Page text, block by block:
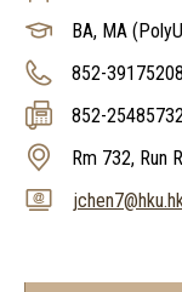
BA, MA
852-39175208
852-25485732
Rm 732, Run
jchen7@hku.hk